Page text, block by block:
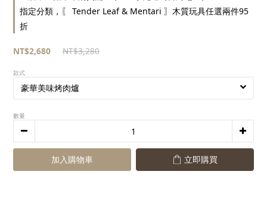
指定分類，〖 Tender Leaf & Mentari 〗木質玩具任選兩件95
折
NT$3,280
NT$2,680
款式
數量
加入購物車 立即購買